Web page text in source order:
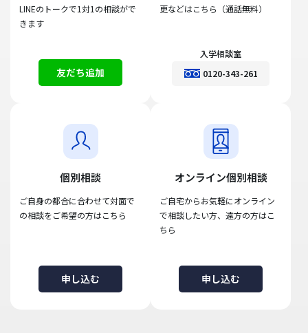
LINEのトークで1対1の相談がで
きます
友だち追加
更などはこちら（通話無料）
入学相談室
0120-343-261
個別相談
ご自身の都合に合わせて対面で
の相談をご希望の方はこちら
申し込む
オンライン個別相談
ご自宅からお気軽にオンライン
で相談したい方、遠方の方はこ
ちら
申し込む